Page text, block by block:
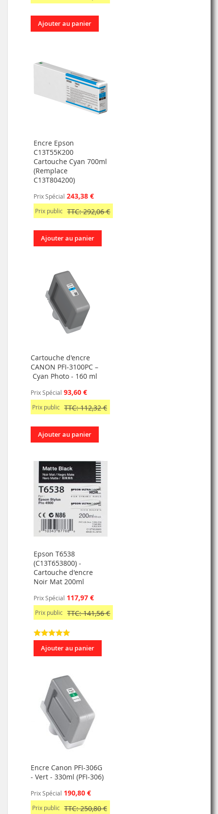
Ajouter au panier
Encre Epson
C13T55K200
Cartouche Cyan 700ml
(Remplace
C13T804200)
Prix Spécial 243,38 €
Prix public TTC: 292,06 €
Ajouter au panier
Cartouche d'encre
CANON PFI-3100PC –
Cyan Photo - 160 ml
Prix Spécial 93,60 €
Prix public TTC: 112,32 €
Ajouter au panier
Epson T6538
(C13T653800) -
Cartouche d'encre
Noir Mat 200ml
Prix Spécial 117,97 €
Prix public TTC: 141,56 €
Ajouter au panier
Encre Canon PFI-306G
- Vert - 330ml (PFI-306)
Prix Spécial 190,80 €
Prix public TTC: 250,80 €